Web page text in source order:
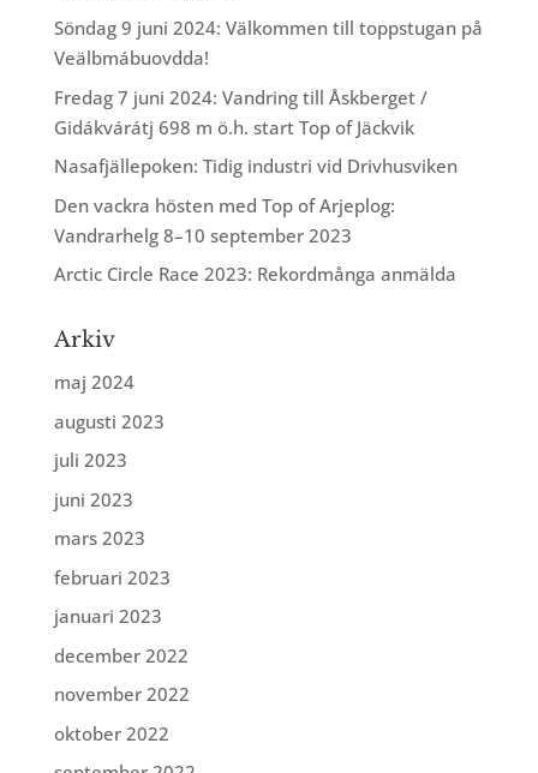
Söndag 9 juni 2024: Välkommen till toppstugan på
Veälbmábuovdda!
Fredag 7 juni 2024: Vandring till Åskberget /
Gidákvárátj 698 m ö.h. start Top of Jäckvik
Nasafjällepoken: Tidig industri vid Drivhusviken
Den vackra hösten med Top of Arjeplog:
Vandrarhelg 8–10 september 2023
Arctic Circle Race 2023: Rekordmånga anmälda
Arkiv
maj 2024
augusti 2023
juli 2023
juni 2023
mars 2023
februari 2023
januari 2023
december 2022
november 2022
oktober 2022